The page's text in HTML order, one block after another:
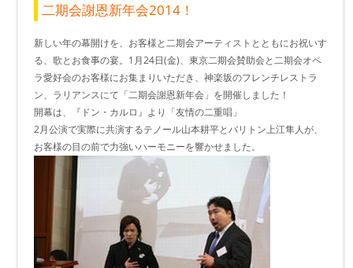
二期会謝恩新年会2014！
新しい年の幕開けを、お客様と二期会アーティストとともにお祝いす
る、歌とお食事の宴。1月24日(金)、東京二期会賛助会と二期会オペ
ラ愛好会のお客様にお集まりいただき、神楽坂のフレンチレストラ
ン、ラリアンスにて「二期会謝恩新年会」を開催しました！
開幕は、『ドン・カルロ』より「友情の二重唱」
2月公演で実際に共演するテノール山本耕平とバリトン上江隼人が、
お客様の目の前で力強いハーモニーを響かせました。